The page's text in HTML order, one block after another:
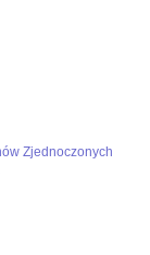
Zjednoczonych